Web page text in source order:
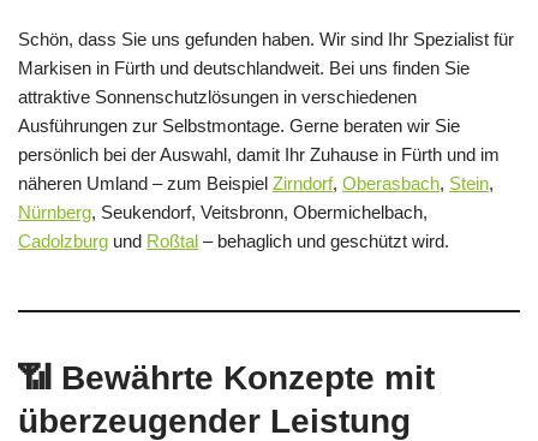
Schön, dass Sie uns gefunden haben. Wir sind Ihr Spezialist für
Markisen in Fürth und deutschlandweit. Bei uns finden Sie
attraktive Sonnenschutzlösungen in verschiedenen
Ausführungen zur Selbstmontage. Gerne beraten wir Sie
persönlich bei der Auswahl, damit Ihr Zuhause in Fürth und im
näheren Umland – zum Beispiel Zirndorf, Oberasbach, Stein,
Nürnberg, Seukendorf, Veitsbronn, Obermichelbach,
Cadolzburg und Roßtal – behaglich und geschützt wird.
📶 Bewährte Konzepte mit
überzeugender Leistung